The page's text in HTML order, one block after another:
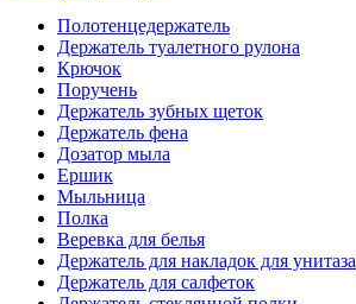
Полотенцедержатель
Держатель туалетного рулона
Крючок
Поручень
Держатель зубных щеток
Держатель фена
Дозатор мыла
Eршик
Мыльница
Полка
Веревка для белья
Держатель для накладок для унитаза
Держатель для салфеток